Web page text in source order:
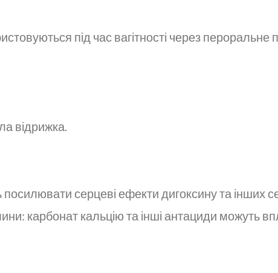
під час вагітності через
відрижка.
серцеві ефекти дигоксину та інших
карбонат кальцію та інші антациди можуть